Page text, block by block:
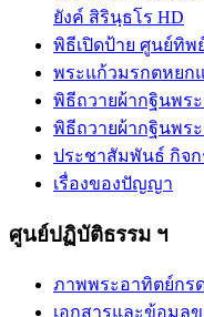
ยังค์ สิรินฺธโร HD
พิธีเปิดป้าย ศูนย์ทิพ
พระแก้วมรกตหยก
พิธีถวายผ้ากฐินพร
พิธีถวายผ้ากฐินพระ
ประชาสัมพันธ์ กิจ
เรื่องของปัญญา
ศูนย์ปฏิบัติธรรม ฯ
ภาพพระอาทิตย์กร
เอกสารและข้อมูล